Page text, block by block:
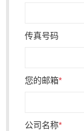
传真号码
您的邮箱*
公司名称*